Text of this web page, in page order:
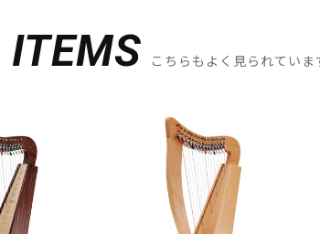
ITEMS こちらもよく見られていま